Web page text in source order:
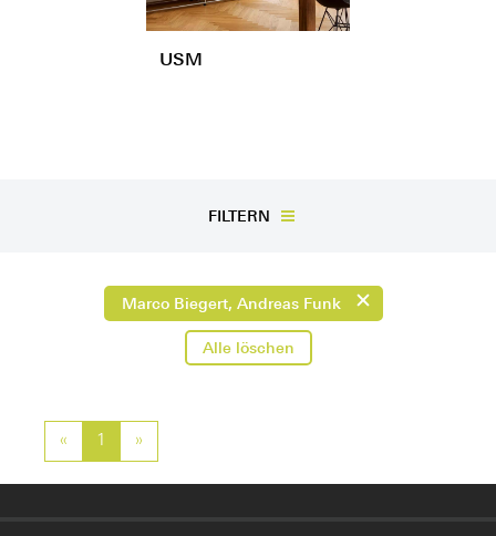
USM
FILTERN
Marco Biegert, Andreas Funk
Alle löschen
« Previous
1 »